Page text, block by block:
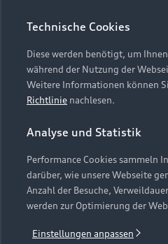
Technische Cookies
Diese werden benötigt, um
während der Nutzung der
Weitere Informationen können
Richtlinie nachlesen.
Analyse und Statistik
Performance Cookies sammeln
darüber, wie unsere Webseite
Anzahl der Besuche,
werden zur Optimierung der
Einstellungen anpassen